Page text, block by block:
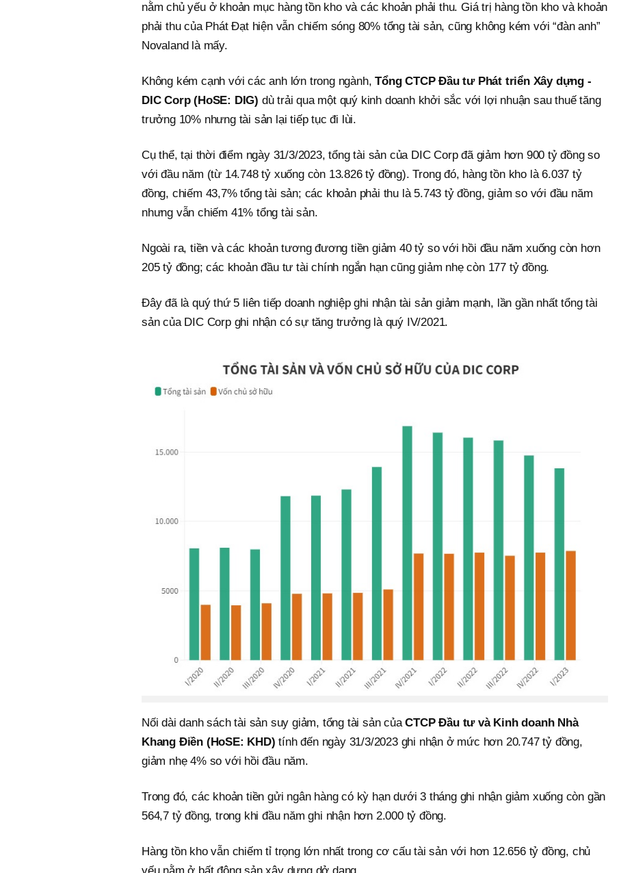
nằm chủ yếu ở khoản mục hàng tồn kho và các khoản phải thu. Giá trị hàng tồn kho và khoản
phải thu của Phát Đạt hiện vẫn chiếm sóng 80% tổng tài sản, cũng không kém với “đàn anh”
Novaland là mấy.
Không kém cạnh với các anh lớn trong ngành,Tổng CTCP Đầu tư Phát triển Xây dựng -
DIC Corp (HoSE: DIG) dù trải qua một quý kinh doanh khởi sắc với lợi nhuận sau thuế tăng
trưởng 10% nhưng tài sản lại tiếp tục đi lùi.
Cụ thể, tại thời điểm ngày 31/3/2023, tổng tài sản của DIC Corp đã giảm hơn 900 tỷ đồng so
với đầu năm (từ 14.748 tỷ xuống còn 13.826 tỷ đồng). Trong đó, hàng tồn kho là 6.037 tỷ
đồng, chiếm 43,7% tổng tài sản; các khoản phải thu là 5.743 tỷ đồng, giảm so với đầu năm
nhưng vẫn chiếm 41% tổng tài sản.
Ngoài ra, tiền và các khoản tương đương tiền giảm 40 tỷ so với hồi đầu năm xuống còn hơn
205 tỷ đồng; các khoản đầu tư tài chính ngắn hạn cũng giảm nhẹ còn 177 tỷ đồng.
Đây đã là quý thứ 5 liên tiếp doanh nghiệp ghi nhận tài sản giảm mạnh, lần gần nhất tổng tài
sản của DIC Corp ghi nhận có sự tăng trưởng là quý IV/2021.
Nối dài danh sách tài sản suy giảm, tổng tài sản củaCTCP Đầu tư và Kinh doanh Nhà
Khang Điền (HoSE: KHD) tính đến ngày 31/3/2023 ghi nhận ở mức hơn 20.747 tỷ đồng,
giảm nhẹ 4% so với hồi đầu năm.
Trong đó, các khoản tiền gửi ngân hàng có kỳ hạn dưới 3 tháng ghi nhận giảm xuống còn gần
564,7 tỷ đồng, trong khi đầu năm ghi nhận hơn 2.000 tỷ đồng.
Hàng tồn kho vẫn chiếm tỉ trọng lớn nhất trong cơ cấu tài sản với hơn 12.656 tỷ đồng, chủ